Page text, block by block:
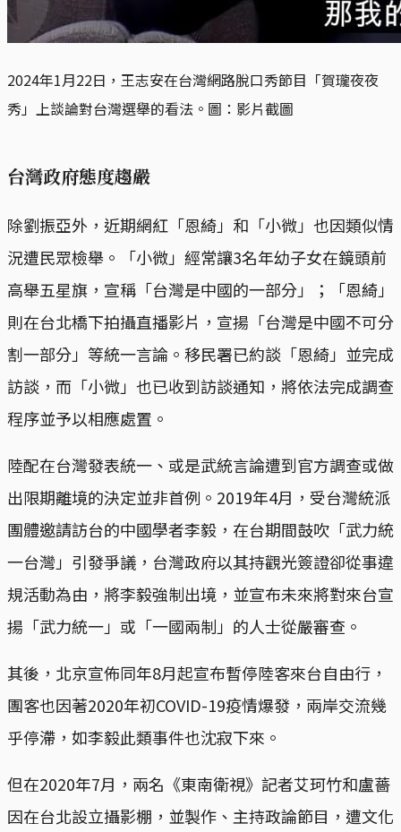
2024年1月22日，王志安在台灣網路脫口秀節目「賀瓏夜夜
秀」上談論對台灣選舉的看法。圖：影片截圖
台灣政府態度趨嚴
除劉振亞外，近期網紅「恩綺」和「小微」也因類似情
況遭民眾檢舉。「小微」經常讓3名年幼子女在鏡頭前
高舉五星旗，宣稱「台灣是中國的一部分」；「恩綺」
則在台北橋下拍攝直播影片，宣揚「台灣是中國不可分
割一部分」等統一言論。移民署已約談「恩綺」並完成
訪談，而「小微」也已收到訪談通知，將依法完成調查
程序並予以相應處置。
陸配在台灣發表統一、或是武統言論遭到官方調查或做
出限期離境的決定並非首例。2019年4月，受台灣統派
團體邀請訪台的中國學者李毅，在台期間鼓吹「武力統
一台灣」引發爭議，台灣政府以其持觀光簽證卻從事違
規活動為由，將李毅強制出境，並宣布未來將對來台宣
揚「武力統一」或「一國兩制」的人士從嚴審查。
其後，北京宣佈同年8月起宣布暫停陸客來台自由行，
團客也因著2020年初COVID-19疫情爆發，兩岸交流幾
乎停滯，如李毅此類事件也沈寂下來。
但在2020年7月，兩名《東南衛視》記者艾珂竹和盧薔
因在台北設立攝影棚，並製作、主持政論節目，遭文化